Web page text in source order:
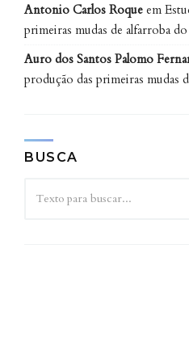
Antonio Carlos Roque em
primeiras mudas de alfarroba
Auro dos Santos Palomo
produção das primeiras mudas
BUSCA